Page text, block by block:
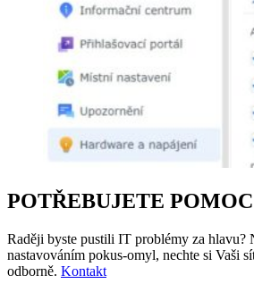
POTŘEBUJETE
Raději byste pustili IT problémy za hlavu?
nastavováním pokus-omyl, nechte si Vaši
odborně. Kontakt